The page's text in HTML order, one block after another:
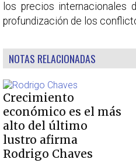
los precios internacionales
profundización de los
NOTAS RELACIONADAS
Crecimiento
económico es el más
alto del último
lustro afirma
Rodrigo Chaves